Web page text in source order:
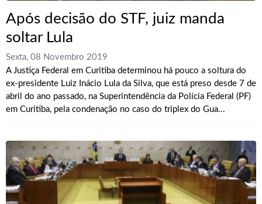
Após decisão do STF, juiz manda
soltar Lula
Sexta, 08 Novembro 2019
A Justiça Federal em Curitiba determinou há pouco a soltura do
ex-presidente Luiz Inácio Lula da Silva, que está preso desde 7 de
abril do ano passado, na Superintendência da Polícia Federal (PF)
em Curitiba, pela condenação no caso do triplex do Gua...